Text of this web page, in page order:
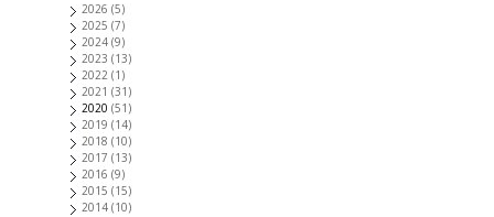
2026 (5)
2025 (7)
2024 (9)
2023 (13)
2022 (1)
2021 (31)
2020 (51)
2019 (14)
2018 (10)
2017 (13)
2016 (9)
2015 (15)
2014 (10)